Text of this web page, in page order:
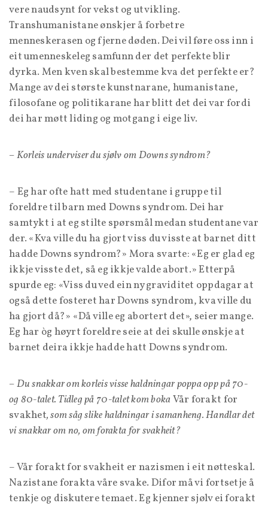
vere naudsynt for vekst og utvikling.
Transhumanistane ønskjer å forbetre
menneskerasen og fjerne døden. Dei vil føre oss inn i
eit umenneskeleg samfunn der det perfekte blir
dyrka. Men kven skal bestemme kva det perfekte er?
Mange av dei største kunstnarane, humanistane,
filosofane og politikarane har blitt det dei var fordi
dei har møtt liding og motgang i eige liv.
– Korleis underviser du sjølv om Downs syndrom?
– Eg har ofte hatt med studentane i gruppe til
foreldre til barn med Downs syndrom. Dei har
samtykt i at eg stilte spørsmål medan studentane var
der. «Kva ville du ha gjort viss du visste at barnet ditt
hadde Downs syndrom?» Mora svarte: «Eg er glad eg
ikkje visste det, så eg ikkje valde abort.» Etterpå
spurde eg: «Viss du ved ein ny graviditet oppdagar at
også dette fosteret har Downs syndrom, kva ville du
ha gjort då?» «Då ville eg abortert det», seier mange.
Eg har òg høyrt foreldre seie at dei skulle ønskje at
barnet deira ikkje hadde hatt Downs syndrom.
– Du snakkar om korleis visse haldningar poppa opp på 70-
og 80-talet. Tidleg på 70-talet kom boka Vår forakt for
svakhet, som såg slike haldningar i samanheng. Handlar det
vi snakkar om no, om forakta for svakheit?
– Vår forakt for svakheit er nazismen i eit nøtteskal.
Nazistane forakta våre svake. Difor må vi fortsetje å
tenkje og diskutere temaet. Eg kjenner sjølv ei forakt